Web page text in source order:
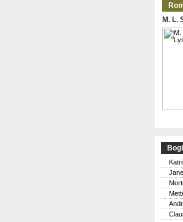
M. L.